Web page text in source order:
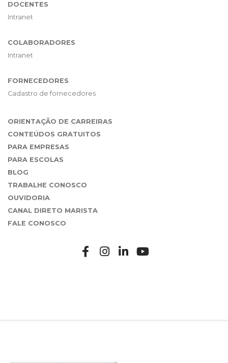
DOCENTES
Intranet
COLABORADORES
Intranet
FORNECEDORES
Cadastro de fornecedores
ORIENTAÇÃO DE CARREIRAS
CONTEÚDOS GRATUITOS
PARA EMPRESAS
PARA ESCOLAS
BLOG
TRABALHE CONOSCO
OUVIDORIA
CANAL DIRETO MARISTA
FALE CONOSCO